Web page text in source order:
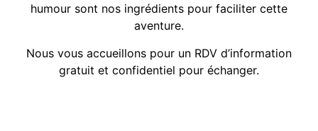
humour sont nos ingrédients pour faciliter cette
aventure.
Nous vous accueillons pour un RDV d’information
gratuit et confidentiel pour échanger.